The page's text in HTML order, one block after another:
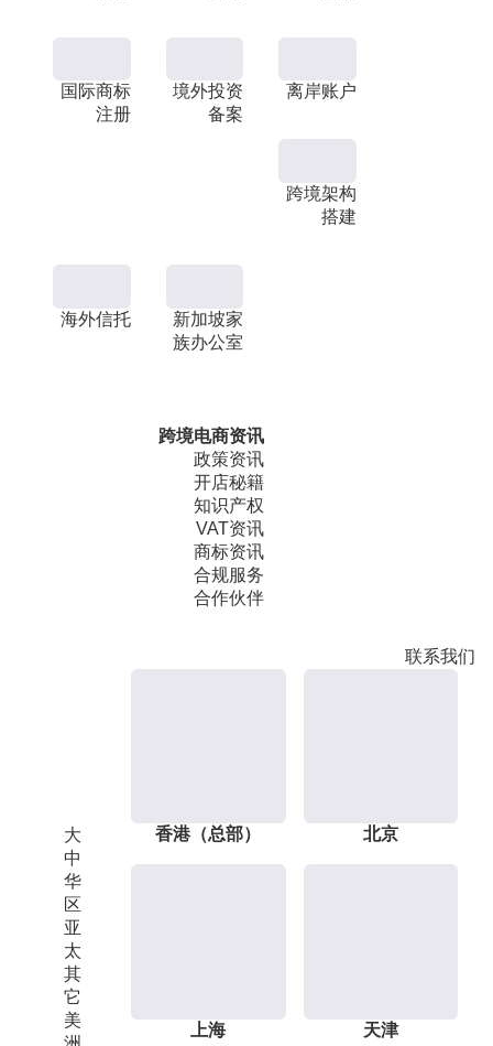
国际商标
注册
境外投资
备案
离岸账户
跨境架构
搭建
海外信托
新加坡家
族办公室
跨境电商资讯
政策资讯
开店秘籍
知识产权
VAT资讯
商标资讯
合规服务
合作伙伴
联系我们
大
中
华
区
亚
太
其
它
美
香港（总部） 北京
上海 天津